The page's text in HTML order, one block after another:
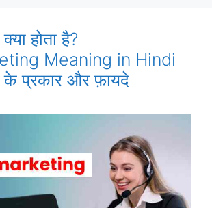
होता है?
Meaning in Hindi
के प्रकार और फ़ायदे